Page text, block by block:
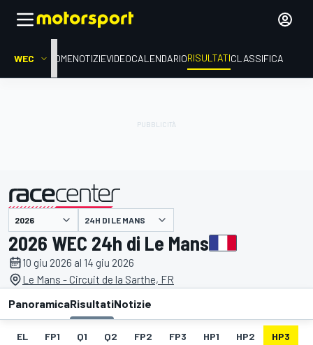
WEC HOMENOTIZIEVIDEOCALENDARIORISULTATICLASSIFICA
presentato da 24H DI LE MANS
2026 WEC 24h di Le Mans
10 giu 2026 al 14 giu 2026
Le Mans - Circuit de la Sarthe, FR
PanoramicaRisultatiNotizie
EL FP1 Q1 Q2 FP2 FP3 HP1 HP2 HP3